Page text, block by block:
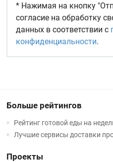
* Нажимая на кнопку
согласие на обработку
данных в соответствии с
конфиденциальности.
Больше рейтингов
Рейтинг готовой еды на
Лучшие сервисы доставки
Проекты